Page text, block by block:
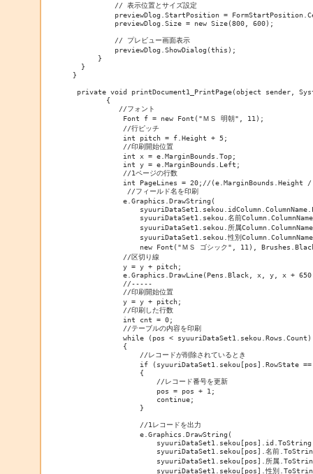
          // 表示位置とサイズ設定
previewDlog.StartPosition =
          previewDlog.Size = new Size(800, 600);
          // プレビュー画面表示
          previewDlog.ShowDialog(this);
      }
  }
}
private void printDocument1_PrintPage(object sender,
        {
           //フォント
            Font f = new Font("ＭＳ 明朝", 11);
            //行ピッチ
            int pitch = f.Height + 5;
            //印刷開始位置
            int x = e.MarginBounds.Top;
            int y = e.MarginBounds.Left;
            //1ページの行数
int PageLines = 20;//(e.MarginBounds.Height
             //フィールド名を印刷
            e.Graphics.DrawString(
syuuriDataSet1.sekou.名前
syuuriDataSet1.sekou.所属
syuuriDataSet1.sekou.性別
new Font("ＭＳ ゴシック", 11),
            //区切り線
            y = y + pitch;
e.Graphics.DrawLine(Pens.Black, x, y, x +
            //-----
            //印刷開始位置
            y = y + pitch;
            //印刷した行数
            int cnt = 0;
            //テーブルの内容を印刷
            while (pos < syuuriDataSet1.sekou.Rows.Count)
            {
                //レコードが削除されているとき
if (syuuriDataSet1.sekou[pos].RowState
                {
                    //レコード番号を更新
                    pos = pos + 1;
                    continue;
                }
                //1レコードを出力
                e.Graphics.DrawString(
syuuriDataSet1.sekou[pos].名前
syuuriDataSet1.sekou[pos].所属
syuuriDataSet1.sekou[pos].性別